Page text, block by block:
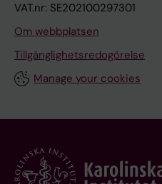
VAT.nr: SE202100297301
Om webbplatsen
Tillgänglighetsredogörelse
Manage your cookies